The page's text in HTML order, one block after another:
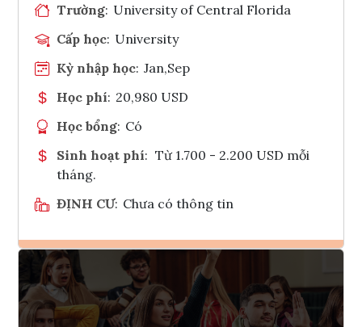
Trường: University of Central Florida
Cấp học: University
Kỳ nhập học: Jan,Sep
Học phí: 20,980 USD
Học bổng: Có
Sinh hoạt phí: Từ 1.700 - 2.200 USD mỗi
tháng.
ĐỊNH CƯ: Chưa có thông tin
Ghi danh
Tham vấn Interlink